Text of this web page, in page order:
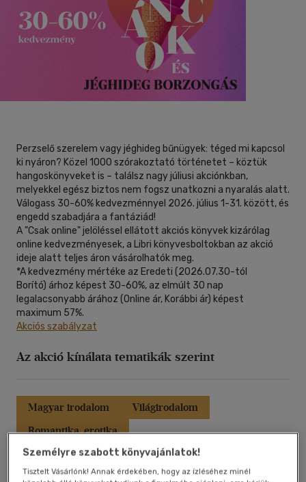
Perzselő szerelem vagy jéghideg bűnügyek: téged mi kapcsol
ki nyáron? Közel 1000 szórakoztató történetet – köztük
hangoskönyveket is – találsz nagy júliusi akciónkban,
melyekkel egész biztos nem fogsz unatkozni a nyaralás alatt.
Válogass 30-60% kedvezménnyel 2026. július 1-31. között, és
engedd szabadjára a fantáziád!
A "Csak online" jelöléssel ellátott akciós könyvek kizárólag
online kedvezményesek, a Libri könyvesboltokban az akció
ideje alatt teljes áron vásárolhatók meg.
*A kedvezmény mértéke az Eredeti (2026.07.30-tól
Borító) árhoz képest 30-60%, az elmúlt 30 nap
legalacsonyabb árához (Online ár, Korábbi ár) képest
maximum 57%.
Akciós szabályzat
Az akció kínálata tematikák szerint
Magyar irodalom
Világirodalom
Romantika, erotika
Krimi, fantasy, szórakoztató irodalom
Idegen nyelvű könyvek
Ifjúsági irodalom
14 - 18 év
(37)
mind
(8)
(845)
Magyar(882)
Angol(77)
Magyar-angol, angol-magyar
(1)
Magyar-koreai(1)
Német(1)
Olasz(1)
Spanyol(1)
40 db / oldal
Alkalmaz
Személyre szabott könyvajánlatok!
Tisztelt Vásárlónk! Annak érdekében, hogy az ízléséhez minél